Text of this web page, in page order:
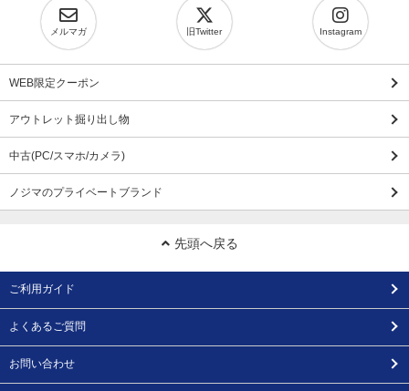
メルマガ 旧Twitter Instagram
WEB限定クーポン
アウトレット掘り出し物
中古(PC/スマホ/カメラ)
ノジマのプライベートブランド
先頭へ戻る
ご利用ガイド
よくあるご質問
お問い合わせ